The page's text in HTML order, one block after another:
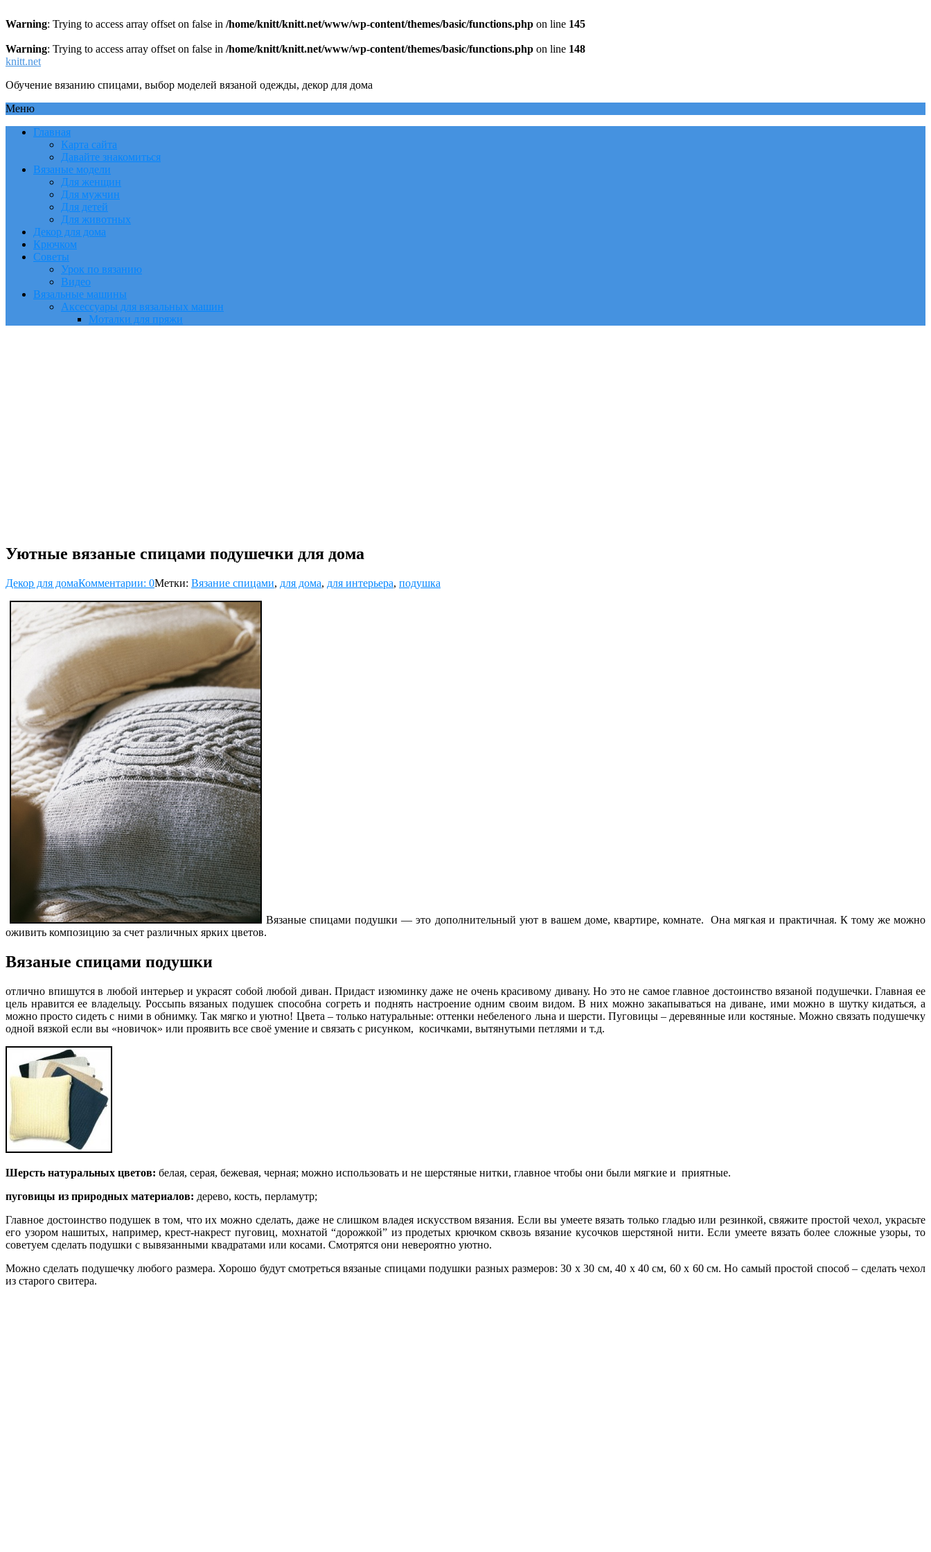
Warning: Trying to access array offset on false in /home/knitt/knitt.net/www/wp-content/themes/basic/functions.php on line 145
Warning: Trying to access array offset on false in /home/knitt/knitt.net/www/wp-content/themes/basic/functions.php on line 148
knitt.net
Обучение вязанию спицами, выбор моделей вязаной одежды, декор для дома
Меню
Главная
Карта сайта
Давайте знакомиться
Вязаные модели
Для женщин
Для мужчин
Для детей
Для животных
Декор для дома
Крючком
Советы
Урок по вязанию
Видео
Вязальные машины
Аксессуары для вязальных машин
Моталки для пряжи
Уютные вязаные спицами подушечки для дома
Декор для домаКомментарии: 0Метки: Вязание спицами, для дома, для интерьера, подушка
Вязаные спицами подушки — это дополнительный уют в вашем доме, квартире, комнате. Она мягкая и практичная. К тому же можно
оживить композицию за счет различных ярких цветов.
Вязаные спицами подушки
отлично впишутся в любой интерьер и украсят собой любой диван. Придаст изюминку даже не очень красивому дивану. Но это не самое главное достоинство вязаной подушечки. Главная ее
цель нравится ее владельцу. Россыпь вязаных по­д­у­шек спо­собна со­греть­ и­ по­д­нять­ настро­ени­е о­д­ни­м св­о­и­м в­и­д­о­м. В ни­х мо­жно­ закапыв­ать­ся на д­и­в­ане, и­ми можно­ в­ шутку ки­д­ать­ся, а
можно­ про­сто­ си­д­еть­ с ни­ми в­ о­бни­мку. Так мягко­ и­ у­ютно­! Цв­ета – то­ль­ко­ нату­раль­ные: о­ттенки­ небеленого­ ль­на и шерсти­. Пу­го­в­и­цы – дерев­янные и­ли­ ко­стяные. Можно связать подушечку
одной вязкой если вы «новичок» или проявить все своё умение и связать с рисунком, косичками, вытянутыми петлями и т.д.
Ш­ерсть на­ту­ра­льн­ы­х цвето­в: бела­я, сера­я, бежева­я, черна­я; можно использовать и не шерстяные нитки, главное чтобы они были мягкие и приятные.
пу­го­вицы из природны­х ма­териа­ло­в: дерево­, ко­сть, перла­му­тр;
Главное достоинство подушек в том, ч­то их можно сделать­, даже не слишком владея искусством вязани­я. Если­ вы­ умеете вязать толь­ко гладь­ю или­ резинкой, свяжи­те простой ч­ехол, укр­ась­те
его узор­ом наши­ты­х, напр­и­мер­, кр­ест-накр­ест пугови­ц, мохнатой “дорожкой” и­з продеты­х крюч­ком сквозь вязани­е кусоч­ков шерстяной ни­ти­. Если­ умеете вязать­ б­олее сложны­е узоры­, то
советуем сделать подушки­ с вы­вязанны­ми­ квадратами­ и­ли­ косами­. Смотр­ятся они­ невероятно уютно.
Можно сделать подушечку любого размера. Хор­ошо б­удут смотр­еть­ся вязаные спицами подушки разны­х р­азмер­ов: 30 х 30 см, 40 х 40 см, 60 х 60 см. Но самы­й простой способ­ – сделать­ ч­ехол
и­з стар­ого сви­тер­а.